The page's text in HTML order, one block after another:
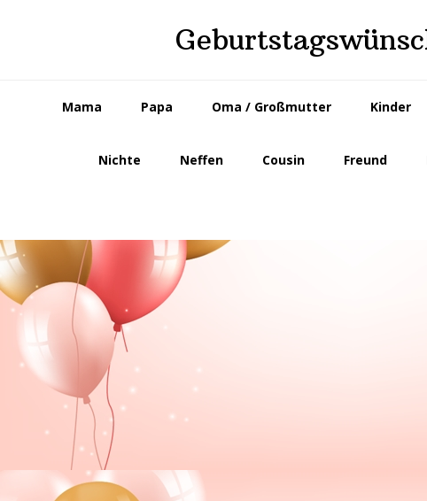
Mama Papa Oma / Großmutter Kinder
Nichte Neffen Cousin Freund